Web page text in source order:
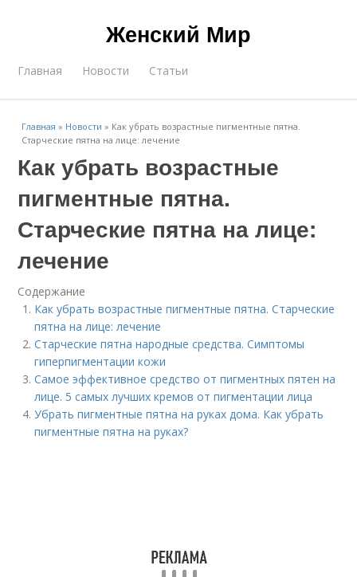
Женский Мир
Главная Новости Статьи
Главная » Новости » Как убрать возрастные пигментные пятна.
Старческие пятна на лице: лечение
Как убрать возрастные
пигментные пятна.
Старческие пятна на лице:
лечение
Содержание
Как убрать возрастные пигментные пятна. Старческие
пятна на лице: лечение
Старческие пятна народные средства. Симптомы
гиперпигментации кожи
Самое эффективное средство от пигментных пятен на
лице. 5 самых лучших кремов от пигментации лица
Убрать пигментные пятна на руках дома. Как убрать
пигментные пятна на руках?